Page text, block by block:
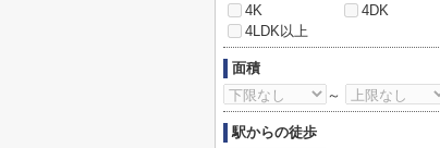
4K
4DK
4LDK以上
面積
～
駅からの徒歩